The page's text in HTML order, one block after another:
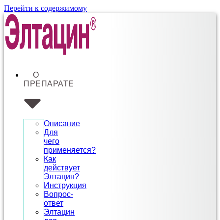
Перейти к содержимому
О
ПРЕПАРАТЕ
Описание
Для
чего
применяется?
Как
действует
Элтацин?
Инструкция
Вопрос-
ответ
Элтацин